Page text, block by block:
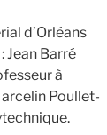
d’Orléans
Jean Barré
à
Poullet-